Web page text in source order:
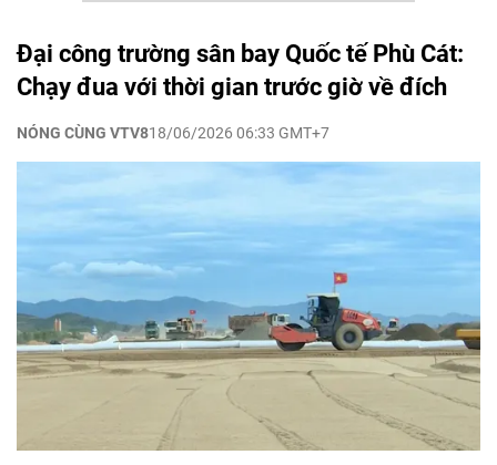
Đại công trường sân bay Quốc tế Phù Cát:
Chạy đua với thời gian trước giờ về đích
NÓNG CÙNG VTV818/06/2026 06:33 GMT+7